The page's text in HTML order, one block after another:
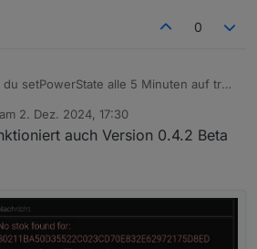
0
setPowerState alle 5 Minuten auf true
2. Dez. 2024, 17:30
von
auch Version 0.4.2 Beta